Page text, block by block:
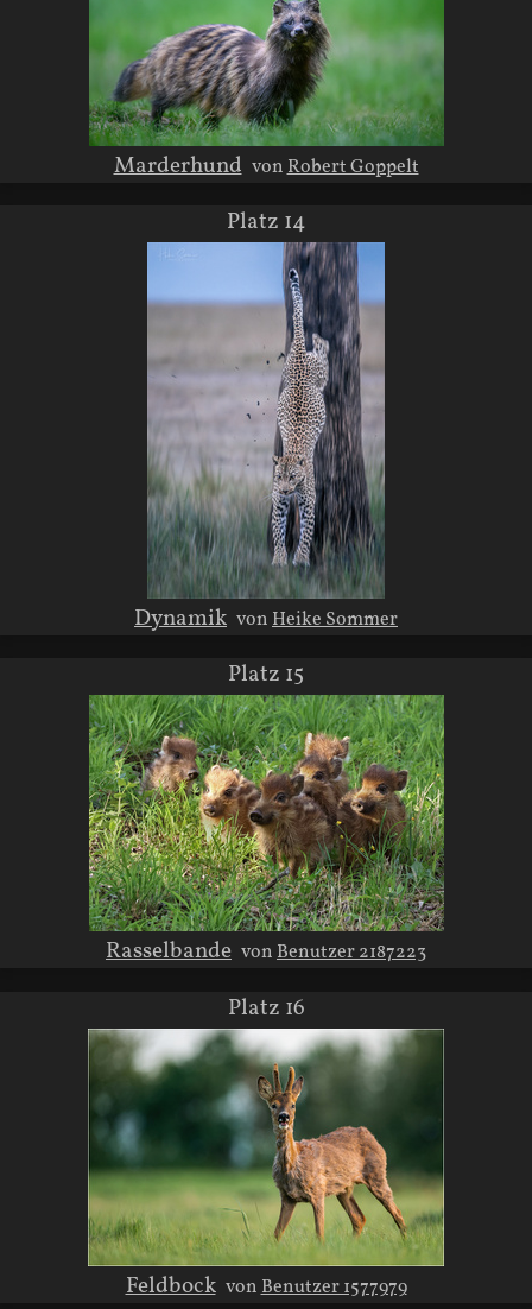
Marderhund vonRobert Goppelt
Platz 14
Dynamik vonHeike Sommer
Platz 15
Rasselbande vonBenutzer 2187223
Platz 16
Feldbock vonBenutzer 1577979